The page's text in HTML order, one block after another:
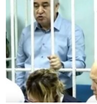
Search
АРНАЙЫ ЖОБАЛАР
Русский
ЖАЗЫЛЫҢЫЗ